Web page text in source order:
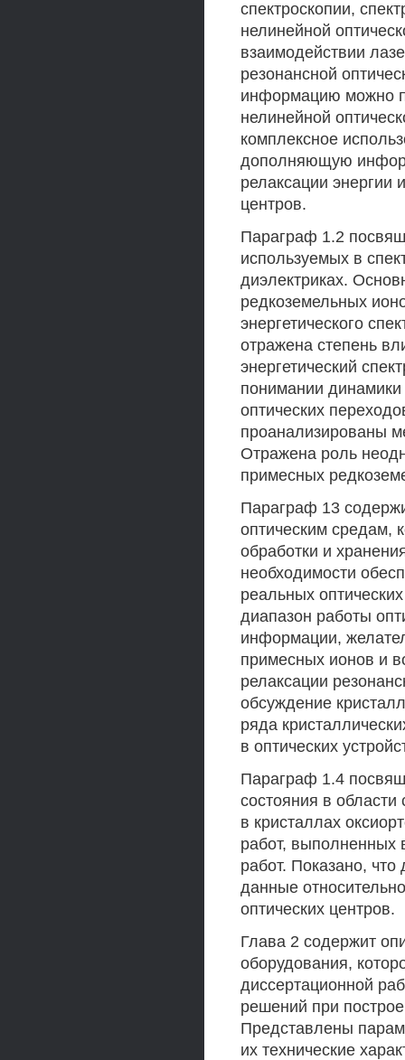
спектроскопии,
нелинейной
взаимодействии
резонансной
информацию можно
нелинейной
комплексное
дополняющую
релаксации энергии
центров.
Параграф 1.2
используемых в
диэлектриках.
редкоземельных
энергетического
отражена степень
энергетический
понимании
оптических
проанализированы
Отражена роль
примесных
Параграф 13
оптическим средам,
обработки и
необходимости
реальных
диапазон работы
информации,
примесных ионов и
релаксации
обсуждение
ряда
в оптических
Параграф 1.4
состояния в
в кристаллах
работ, выполненных
работ. Показано,
данные
оптических центров.
Глава 2 содержит
оборудования,
диссертационной
решений при
Представлены
их технические